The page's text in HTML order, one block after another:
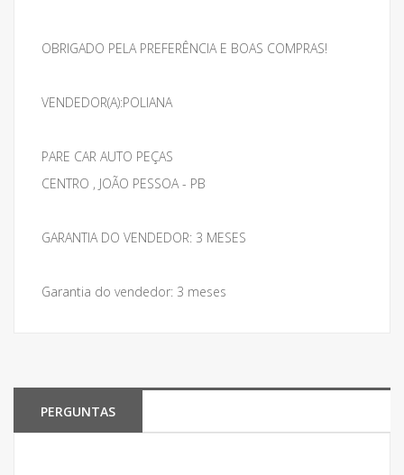
OBRIGADO PELA PREFERÊNCIA E BOAS COMPRAS!
VENDEDOR(A):POLIANA
PARE CAR AUTO PEÇAS
CENTRO , JOÃO PESSOA - PB
GARANTIA DO VENDEDOR: 3 MESES
Garantia do vendedor: 3 meses
PERGUNTAS